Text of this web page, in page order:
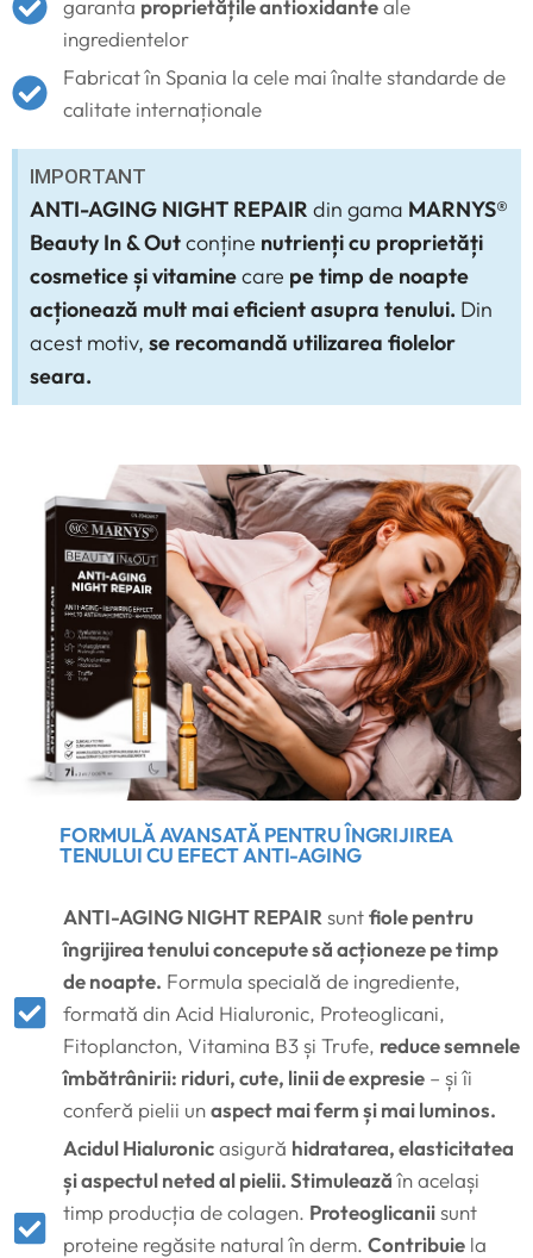
garanta proprietățile antioxidanteale
ingredientelor
Fabricat în Spania la cele mai înalte standarde de
calitate internaționale
IMPORTANT
ANTI-AGING NIGHT REPAIR din gama MARNYS®
Beauty In & Outconține nutrienți cu proprietăți
cosmetice și vitaminecare pe timp de noapte
acționează mult mai eficient asupra tenului. Din
acest motiv, se recomandă utilizarea fiolelor
seara.
FORMULĂ AVANSATĂ PENTRU ÎNGRIJIREA
TENULUI CU EFECT ANTI-AGING
ANTI-AGING NIGHT REPAIR suntfiole pentru
îngrijirea tenului concepute să acționeze pe timp
de noapte. Formula specială de ingrediente,
formată din Acid Hialuronic, Proteoglicani,
Fitoplancton, Vitamina B3 și Trufe, reduce semnele
îmbătrânirii: riduri, cute, linii de expresie– și îi
conferă pielii unaspect mai ferm și mai luminos.
Acidul Hialuronicasigură hidratarea, elasticitatea
și aspectul neted al pielii. Stimuleazăîn același
timp producția de colagen. Proteoglicaniisunt
proteine regăsite natural în derm. Contribuiela